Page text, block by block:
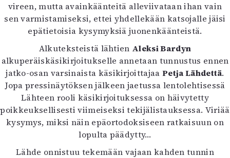
vireen, mutta avainkäänteitä alleviivataan ihan vain
sen varmistamiseksi, ettei yhdellekään katsojalle jäisi
epätietoisia kysymyksiä juonenkäänteistä.
Alkuteksteistä lähtien Aleksi Bardyn
alkuperäiskäsikirjoitukselle annetaan tunnustus ennen
jatko-osan varsinaista käsikirjoittajaa Petja Lähdettä.
Jopa pressinäytöksen jälkeen jaetussa lentolehtisessä
Lähteen rooli käsikirjoituksessa on häivytetty
poikkeuksellisesti viimeiseksi tekijälistauksessa. Viriää
kysymys, miksi näin epäortodoksiseen ratkaisuun on
lopulta päädytty…
Lähde onnistuu tekemään vajaan kahden tunnin